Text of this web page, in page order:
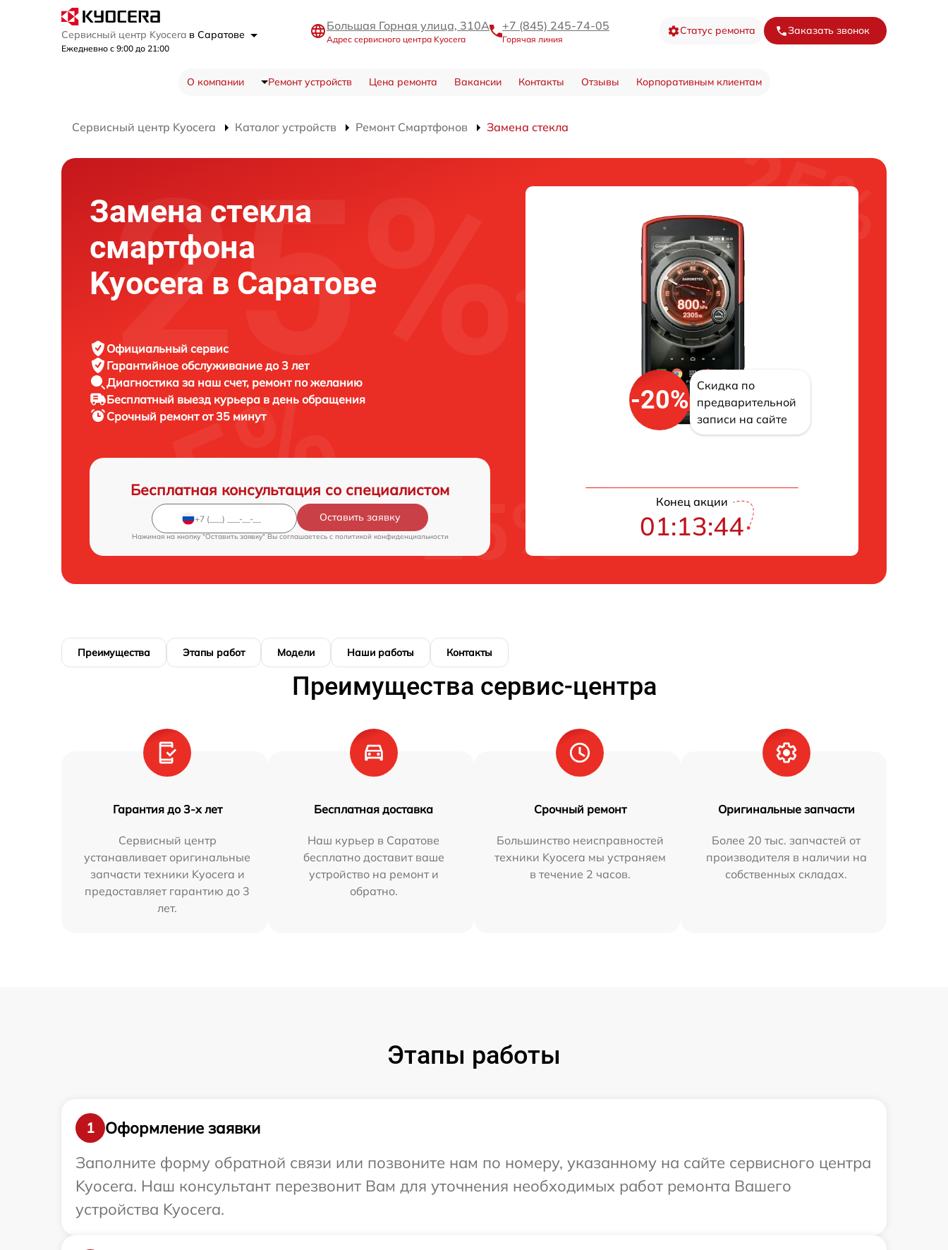
Сервисный центр Kyocera в Саратове
Ежедневно с 9:00 до 21:00
Большая Горная улица, 310А
Адрес сервисного центра Kyocera
+7 (845) 245-74-05
Горячая линия
Статус ремонта Заказать звонок
О компании Ремонт устройств Цена ремонта Вакансии Контакты Отзывы Корпоративным клиентам
Сервисный центр Kyocera Каталог устройств Ремонт Смартфонов Замена стекла
Замена стекла
смартфона
Kyocera в Саратове
Официальный сервис
Гарантийное обслуживание до 3 лет
Диагностика за наш счет, ремонт по желанию
Бесплатный выезд курьера в день обращения
Срочный ремонтот 35 минут
Бесплатная консультация со специалистом
Оставить заявку
Нажимая на кнопку "Оставить заявку" Вы соглашаетесь c политикой конфиденциальности
-20%
Скидка по
предварительной
записи на сайте
Конец акции
01:13:43
Преимущества Этапы работ Модели Наши работы Контакты
Преимущества сервис-центра
Гарантия до 3-х лет
Сервисный центр
устанавливает оригинальные
запчасти техники Kyocera и
предоставляет гарантию до 3
лет.
Бесплатная доставка
Наш курьер в Саратове
бесплатно доставит ваше
устройство на ремонт и
обратно.
Срочный ремонт
Большинство неисправностей
техники Kyocera мы устраняем
в течение 2 часов.
Оригинальные запчасти
Более 20 тыс. запчастей от
производителя в наличии на
собственных складах.
Этапы работы
1
Оформление заявки
Заполните форму обратной связи или позвоните нам по номеру, указанному на сайте сервисного центра
Kyocera. Наш консультант перезвонит Вам для уточнения необходимых работ ремонта Вашего
устройства Kyocera.